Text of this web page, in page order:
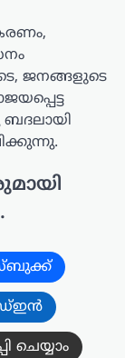
ജനങ്ങളുടെ
ബദലായി
ചെയ്യാം